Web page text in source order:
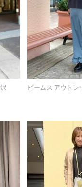
ビームス アウトレ